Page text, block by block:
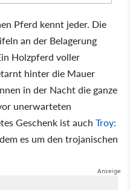
Pferd kennt jeder. Die
an der Belagerung
Holzpferd voller
hinter die Mauer
in der Nacht die ganze
unerwarteten
Geschenk ist auch Troy:
es um den trojanischen